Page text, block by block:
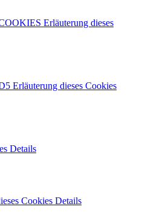
Erläuterung dieses
Erläuterung dieses Cookies
Details
Cookies Details